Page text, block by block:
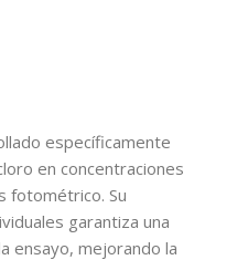
específicamente
en concentraciones
fotométrico. Su
garantiza una
ensayo, mejorando la